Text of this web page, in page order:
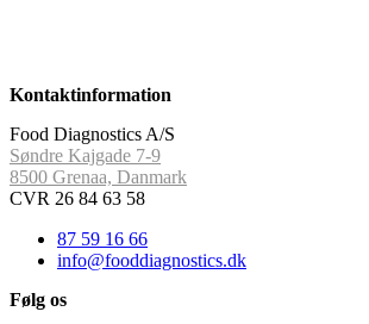
Kontaktinformation
Food Diagnostics A/S
Søndre Kajgade 7-9
8500 Grenaa, Danmark
CVR 26 84 63 58
87 59 16 66
info@fooddiagnostics.dk
Følg os